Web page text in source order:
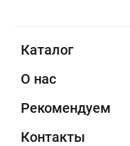
Каталог
О нас
Рекомендуем
Контакты